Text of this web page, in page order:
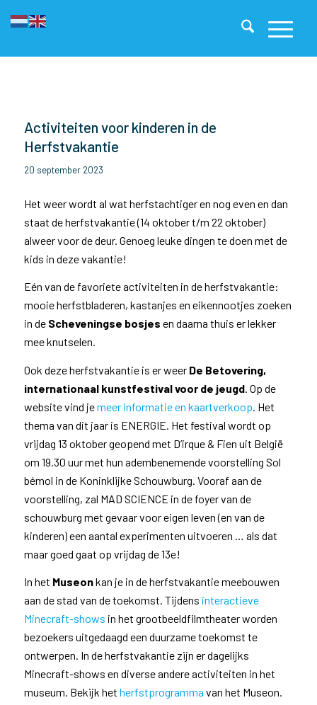
Activiteiten voor kinderen in de
Herfstvakantie
20 september 2023
Het weer wordt al wat herfstachtiger en nog even en dan
staat de herfstvakantie (14 oktober t/m 22 oktober)
alweer voor de deur. Genoeg leuke dingen te doen met de
kids in deze vakantie!
Eén van de favoriete activiteiten in de herfstvakantie:
mooie herfstbladeren, kastanjes en eikennootjes zoeken
in de Scheveningse bosjes en daarna thuis er lekker
mee knutselen.
Ook deze herfstvakantie is er weer De Betovering,
internationaal kunstfestival voor de jeugd. Op de
website vind jemeer informatie en kaartverkoop . Het
thema van dit jaar is ENERGIE. Het festival wordt op
vrijdag 13 oktober geopend met D’irque & Fien uit België
om 19.30 uur met hun adembenemende voorstelling Sol
bémol in de Koninklijke Schouwburg. Vooraf aan de
voorstelling, zal MAD SCIENCE in de foyer van de
schouwburg met gevaar voor eigen leven (en van de
kinderen) een aantal experimenten uitvoeren … als dat
maar goed gaat op vrijdag de 13e!
In het Museonkan je in de herfstvakantie meebouwen
aan de stad van de toekomst. Tijdens interactieve
Minecraft-shows in het grootbeeldfilmtheater worden
bezoekers uitgedaagd een duurzame toekomst te
ontwerpen. In de herfstvakantie zijn er dagelijks
Minecraft-shows en diverse andere activiteiten in het
museum. Bekijk het herfstprogramma van het Museon.